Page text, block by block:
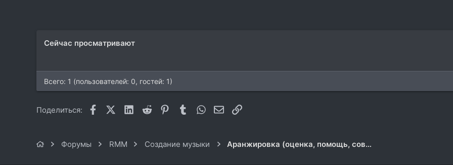
Сейчас просматривают
Всего: 1 (пользователей: 0, гостей: 1)
Поделиться: FacebookX (Twitter)
LinkedIn
Reddit Pinterest
TumblrWhatsAppЭлектронная почта
Ссылка
Форумы RMM Создание музыки Аранжировка (оценка, помощь, совместная работа)